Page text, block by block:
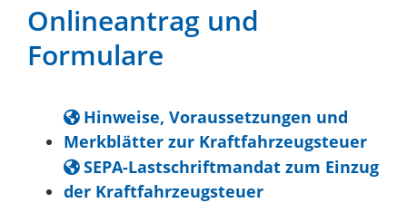
Onlineantrag und
Formulare
Hinweise, Voraussetzungen und
Merkblätter zur Kraftfahrzeugsteuer
SEPA-Lastschriftmandat zum Einzug
der Kraftfahrzeugsteuer